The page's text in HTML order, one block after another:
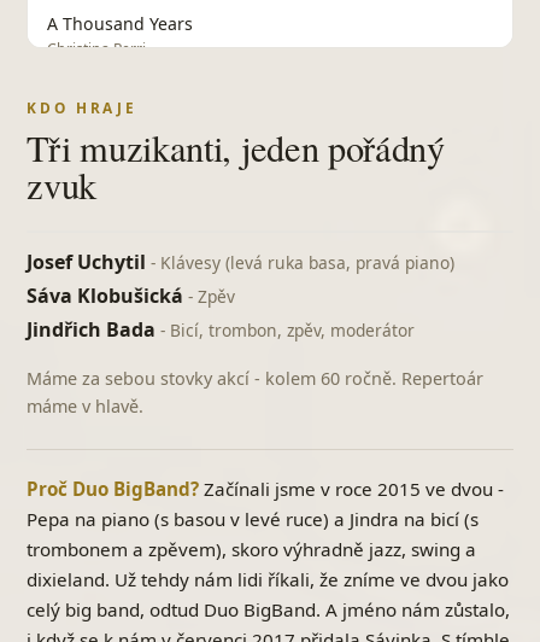
A Thousand Years
Christina Perri
Procol Harum
Ach synku, synku
lidová
All of Me
Lady Gaga
Lucie
Amor magor
Lucie Bílá
Anděl
Karel Kryl
Andělská
KDO HRAJE
Tři muzikanti, jeden pořádný
zvuk
Josef Uchytil - Klávesy (levá ruka basa, pravá piano)
Sáva Klobušická - Zpěv
Jindřich Bada - Bicí, trombon, zpěv, moderátor
Máme za sebou stovky akcí - kolem 60 ročně. Repertoár
máme v hlavě.
Proč Duo BigBand? Začínali jsme v roce 2015 ve dvou -
Pepa na piano (s basou v levé ruce) a Jindra na bicí (s
trombonem a zpěvem), skoro výhradně jazz, swing a
dixieland. Už tehdy nám lidi říkali, že zníme ve dvou jako
celý big band, odtud Duo BigBand. A jméno nám zůstalo,